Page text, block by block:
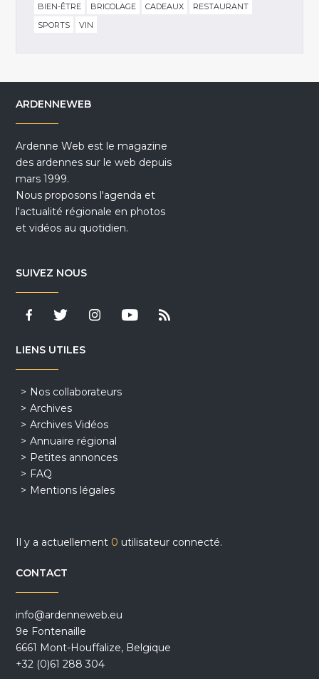
BIEN-ÊTRE
BRICOLAGE CADEAUX
RESTAURANT
SPORTS
VIN
ARDENNEWEB
Ardenne Web est le magazine
des ardennes sur le web depuis
mars 1999.
Nous proposons l'agenda et
l'actualité régionale en photos
et vidéos au quotidien.
SUIVEZ NOUS
LIENS UTILES
Nos collaborateurs
Archives
Archives Vidéos
Annuaire régional
Petites annonces
FAQ
Mentions légales
Il y a actuellement 0 utilisateur connecté.
CONTACT
info@ardenneweb.eu
9e Fontenaille
6661 Mont-Houffalize, Belgique
+32 (0)61 288 304